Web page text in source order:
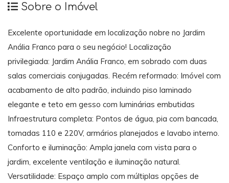
Sobre o Imóvel
Excelente oportunidade em localização nobre no Jardim
Anália Franco para o seu negócio! Localização
privilegiada: Jardim Anália Franco, em sobrado com duas
salas comerciais conjugadas. Recém reformado: Imóvel com
acabamento de alto padrão, incluindo piso laminado
elegante e teto em gesso com luminárias embutidas
Infraestrutura completa: Pontos de água, pia com bancada,
tomadas 110 e 220V, armários planejados e lavabo interno.
Conforto e iluminação: Ampla janela com vista para o
jardim, excelente ventilação e iluminação natural.
Versatilidade: Espaço amplo com múltiplas opções de